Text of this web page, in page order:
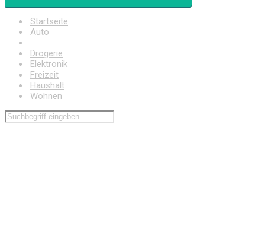
Startseite
Auto
Drogerie
Elektronik
Freizeit
Haushalt
Wohnen